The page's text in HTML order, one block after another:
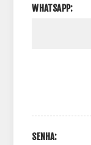
WHATSAPP:
SENHA: